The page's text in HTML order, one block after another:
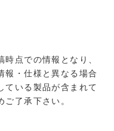
点での情報となり、
報・仕様と異なる場合
ている製品が含まれて
了承下さい。